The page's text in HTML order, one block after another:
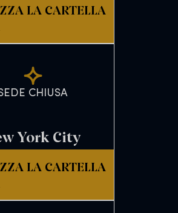
LA CARTELLA
CHIUSA
York City
LA CARTELLA